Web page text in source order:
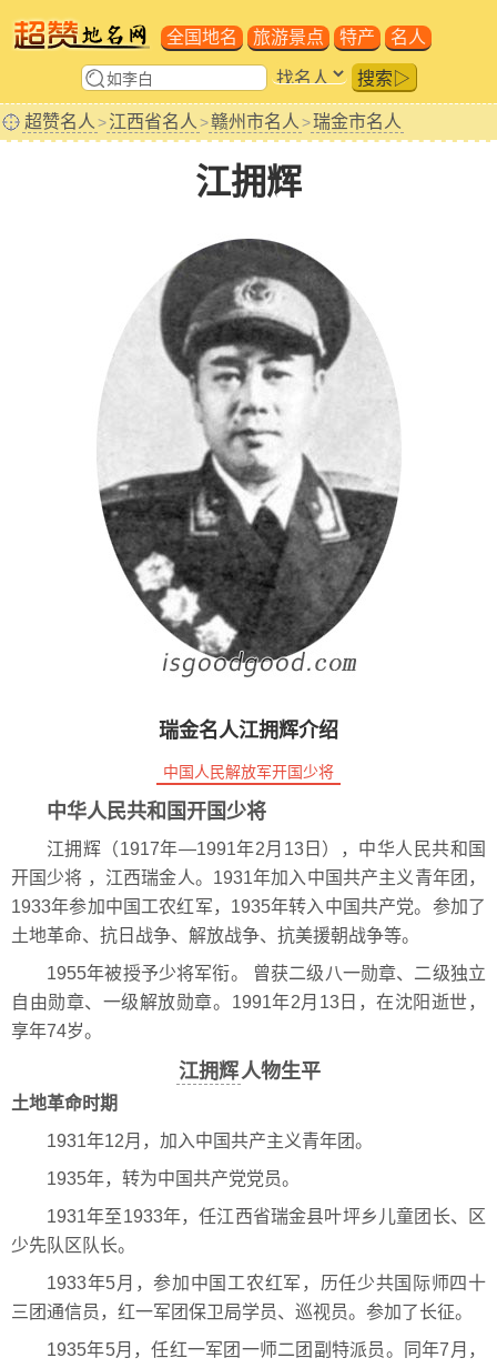
全国地名 旅游景点 特产 名人
搜索▷
超赞名人 >江西省名人 >赣州市名人 >瑞金市名人
江拥辉
瑞金名人江拥辉介绍
中国人民解放军开国少将
中华人民共和国开国少将
江拥辉（1917年—1991年2月13日），中华人民共和国
开国少将 ，江西瑞金人。1931年加入中国共产主义青年团，
1933年参加中国工农红军，1935年转入中国共产党。参加了
土地革命、抗日战争、解放战争、抗美援朝战争等。
1955年被授予少将军衔。 曾获二级八一勋章、二级独立
自由勋章、一级解放勋章。1991年2月13日，在沈阳逝世，
享年74岁。
江拥辉人物生平
土地革命时期
1931年12月，加入中国共产主义青年团。
1935年，转为中国共产党党员。
1931年至1933年，任江西省瑞金县叶坪乡儿童团长、区
少先队区队长。
1933年5月，参加中国工农红军，历任少共国际师四十
三团通信员，红一军团保卫局学员、巡视员。参加了长征。
1935年5月，任红一军团一师二团副特派员。同年7月，